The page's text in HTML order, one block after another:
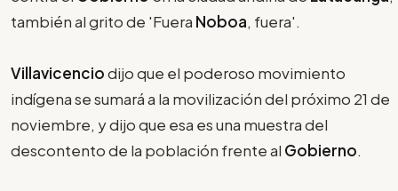
también al grito de 'Fuera Noboa, fuera'.
Villavicenciodijo que el poderoso movimiento
indígena se sumará a la movilización del próximo 21 de
noviembre, y dijo que esa es una muestra del
descontento de la población frente al Gobierno.